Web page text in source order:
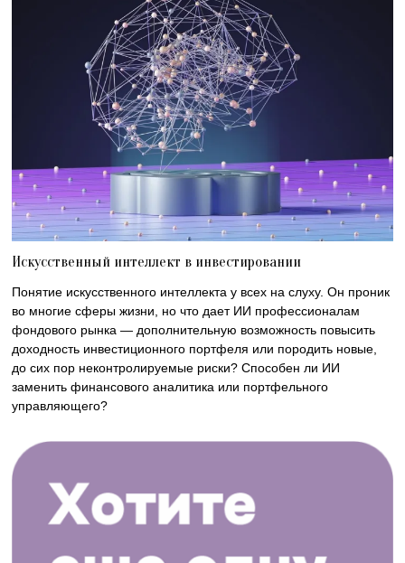
Искусственный интеллект в инвестировании
Понятие искусственного интеллекта у всех на слуху. Он проник
во многие сферы жизни, но что дает ИИ профессионалам
фондового рынка — дополнительную возможность повысить
доходность инвестиционного портфеля или породить новые,
до сих пор неконтролируемые риски? Способен ли ИИ
заменить финансового аналитика или портфельного
управляющего?